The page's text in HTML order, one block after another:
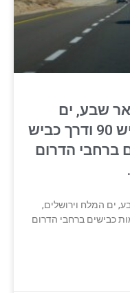
שבע, ים
המלח וירושלים, דרך כביש 90 ודרך כביש
ברחבי הדרום
ים המלח וירושלים,
40, צפי לחסימות כבישים ברחבי הדרום